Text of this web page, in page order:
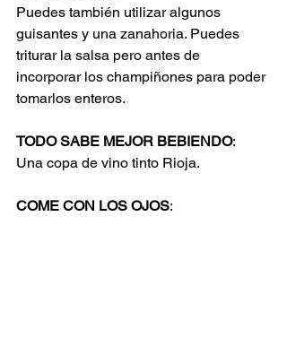
Puedes también utilizar algunos
guisantes y una zanahoria. Puedes
triturar la salsa pero antes de
incorporar los champiñones para poder
tomarlos enteros.
TODO SABE MEJOR BEBIENDO:
Una copa de vino tinto Rioja.
COME CON LOS OJOS: